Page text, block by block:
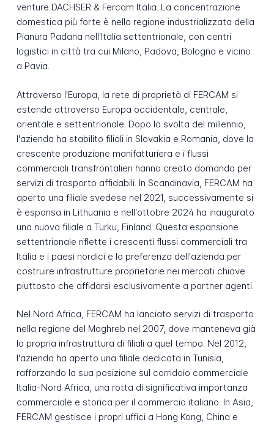
venture DACHSER & Fercam Italia. La concentrazione
domestica più forte è nella regione industrializzata della
Pianura Padana nell'Italia settentrionale, con centri
logistici in città tra cui Milano, Padova, Bologna e vicino
a Pavia.
Attraverso l'Europa, la rete di proprietà di FERCAM si
estende attraverso Europa occidentale, centrale,
orientale e settentrionale. Dopo la svolta del millennio,
l'azienda ha stabilito filiali in Slovakia e Romania, dove la
crescente produzione manifatturiera e i flussi
commerciali transfrontalieri hanno creato domanda per
servizi di trasporto affidabili. In Scandinavia, FERCAM ha
aperto una filiale svedese nel 2021, successivamente si
è espansa in Lithuania e nell'ottobre 2024 ha inaugurato
una nuova filiale a Turku, Finland. Questa espansione
settentrionale riflette i crescenti flussi commerciali tra
Italia e i paesi nordici e la preferenza dell'azienda per
costruire infrastrutture proprietarie nei mercati chiave
piuttosto che affidarsi esclusivamente a partner agenti.
Nel Nord Africa, FERCAM ha lanciato servizi di trasporto
nella regione del Maghreb nel 2007, dove manteneva già
la propria infrastruttura di filiali a quel tempo. Nel 2012,
l'azienda ha aperto una filiale dedicata in Tunisia,
rafforzando la sua posizione sul corridoio commerciale
Italia-Nord Africa, una rotta di significativa importanza
commerciale e storica per il commercio italiano. In Asia,
FERCAM gestisce i propri uffici a Hong Kong, China e